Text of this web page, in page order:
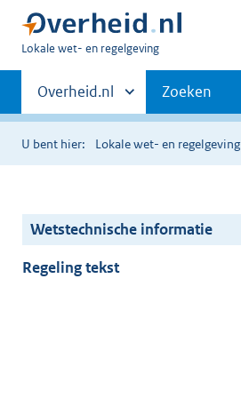
U
hier:
Lokale wet- en regelgeving
Primaire
navigatie
Andere
sites
binnen
Overheid.nl Zoeken
U bent hier: Lokale wet- en regelgeving
Wetstechnische informatie
Regeling tekst